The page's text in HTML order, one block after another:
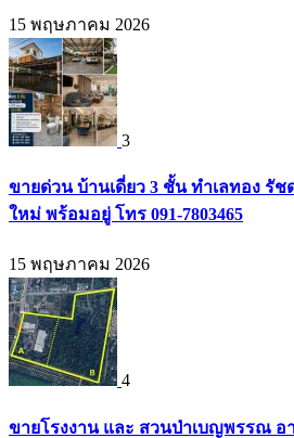
15 พฤษภาคม 2026
3
ขายด่วน บ้านเดี่ยว 3 ชั้น ทำเลทอง รั
ใหม่ พร้อมอยู่ โทร 091-7803465
15 พฤษภาคม 2026
4
ขายโรงงาน และ สวนป่าเบญพรรณ อา